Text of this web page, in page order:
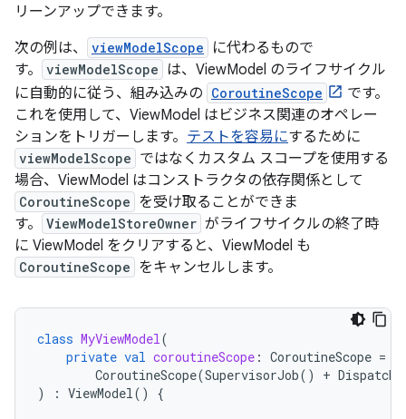
リーンアップできます。
次の例は、
viewModelScope
に代わるもので
す。
viewModelScope は、ViewModel のライフサイクル
に自動的に従う、組み込みの CoroutineScope
です。
これを使用して、ViewModel はビジネス関連のオペレー
ションをトリガーします。 テストを容易にするために
viewModelScope ではなくカスタム スコープを使用する
場合、ViewModel はコンストラクタの依存関係として
CoroutineScope を受け取ることができま
す。
ViewModelStoreOwner がライフサイクルの終了時
に ViewModel をクリアすると、ViewModel も
CoroutineScope をキャンセルします。
class MyViewModel (
private val coroutineScope : CoroutineScope =
CoroutineScope(SupervisorJob() +
)
: ViewModel () {